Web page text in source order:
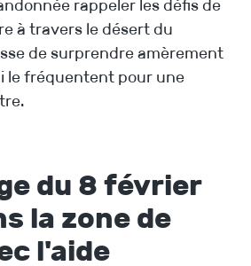
rappeler les défis de
à travers le désert du
de surprendre amèrement
le fréquentent pour une
du 8 février
la zone de
l'aide